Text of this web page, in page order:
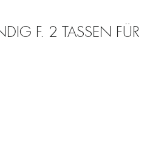
F. 2 TASSEN FÜR